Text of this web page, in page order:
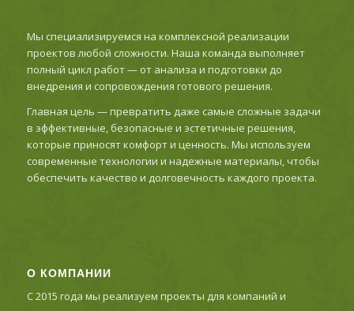
Мы специализируемся на комплексной реализации
проектов любой сложности. Наша команда выполняет
полный цикл работ — от анализа и подготовки до
внедрения и сопровождения готового решения.
Главная цель — превратить даже самые сложные задачи
в эффективные, безопасные и эстетичные решения,
которые приносят комфорт и ценность. Мы используем
современные технологии и надежные материалы, чтобы
обеспечить качество и долговечность каждого проекта.
О КОМПАНИИ
С 2015 года мы реализуем проекты для компаний и